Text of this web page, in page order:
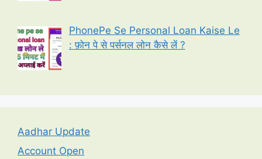
PhonePe Se Personal Loan Kaise Le
: फ़ोन पे से पर्सनल लोन कैसे लें ?
Aadhar Update
Account Open